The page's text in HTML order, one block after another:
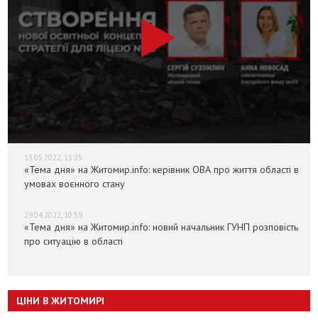
13.05.2022, 13:25
«Тема дня» на Житомир.info: керівник ОВА про життя області в
умовах воєнного стану
29.04.2022, 10:59
«Тема дня» на Житомир.info: новий начальник ГУНП розповість
про ситуацію в області
ЦІНИ В ЖИТОМИРІ